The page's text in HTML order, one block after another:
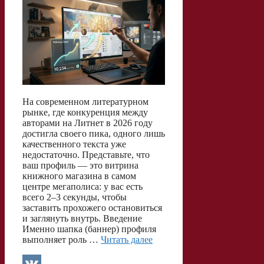
На современном литературном
рынке, где конкуренция между
авторами на Литнет в 2026 году
достигла своего пика, одного лишь
качественного текста уже
недостаточно. Представьте, что
ваш профиль — это витрина
книжного магазина в самом
центре мегаполиса: у вас есть
всего 2–3 секунды, чтобы
заставить прохожего остановиться
и заглянуть внутрь. Введение
Именно шапка (баннер) профиля
выполняет роль … Читать далее